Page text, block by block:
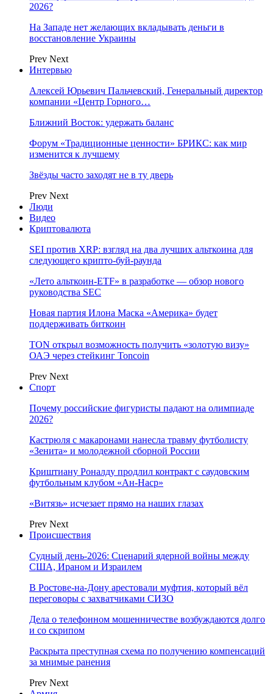
2026?
На Западе нет желающих вкладывать деньги в
восстановление Украины
Prev Next
Интервью
Алексей Юрьевич Пальчевский, Генеральный директор
компании «Центр Горного…
Ближний Восток: удержать баланс
Форум «Традиционные ценности» БРИКС: как мир
изменится к лучшему
Звёзды часто заходят не в ту дверь
Prev Next
Люди
Видео
Криптовалюта
SEI против XRP: взгляд на два лучших альткоина для
следующего крипто-буй-раунда
«Лето альткоин-ETF» в разработке — обзор нового
руководства SEC
Новая партия Илона Маска «Америка» будет
поддерживать биткоин
TON открыл возможность получить «золотую визу»
ОАЭ через стейкинг Toncoin
Prev Next
Спорт
Почему российские фигуристы падают на олимпиаде
2026?
Кастрюля с макаронами нанесла травму футболисту
«Зенита» и молодежной сборной России
Криштиану Роналду продлил контракт с саудовским
футбольным клубом «Ан-Наср»
«Витязь» исчезает прямо на наших глазах
Prev Next
Происшествия
Судный день-2026: Сценарий ядерной войны между
США, Ираном и Израилем
В Ростове-на-Дону арестовали муфтия, который вёл
переговоры с захватчиками СИЗО
Дела о телефонном мошенничестве возбуждаются долго
и со скрипом
Раскрыта преступная схема по получению компенсаций
за мнимые ранения
Prev Next